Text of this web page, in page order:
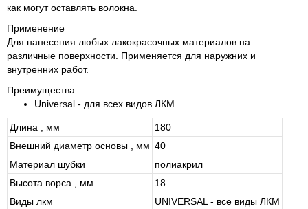
как могут оставлять волокна.
Применение
Для нанесения любых лакокрасочных материалов на
различные поверхности. Применяется для наружних и
внутренних работ.
Преимущества
Universal - для всех видов ЛКМ
Длина , мм
180
Внешний диаметр основы , мм 40
Материал шубки
полиакрил
Высота ворса , мм
18
Виды лкм
UNIVERSAL - все виды ЛКМ